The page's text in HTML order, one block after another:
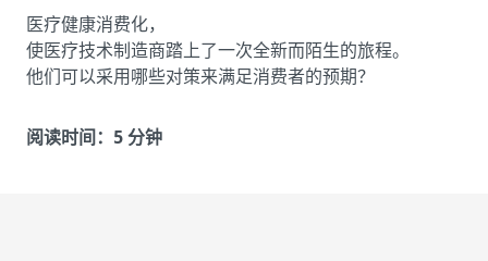
医疗健康消费化，
使医疗技术制造商踏上了一次全新而陌生的旅程。
他们可以采用哪些对策来满足消费者的预期？
阅读时间：5 分钟